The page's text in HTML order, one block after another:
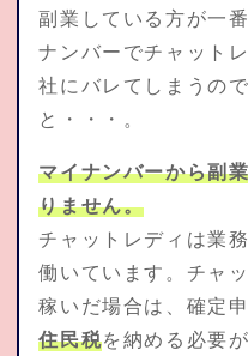
副業している方が一
ナンバーでチャット
社にバレてしまうの
と・・・。
マイナンバーから副
りません。
チャットレディは業
働いています。チャ
稼いだ場合は、確定
住民税を納める必要